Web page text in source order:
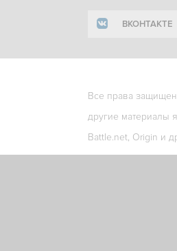
ВКОНТАКТЕ
Все права
другие материалы
Battle.net, Origin и